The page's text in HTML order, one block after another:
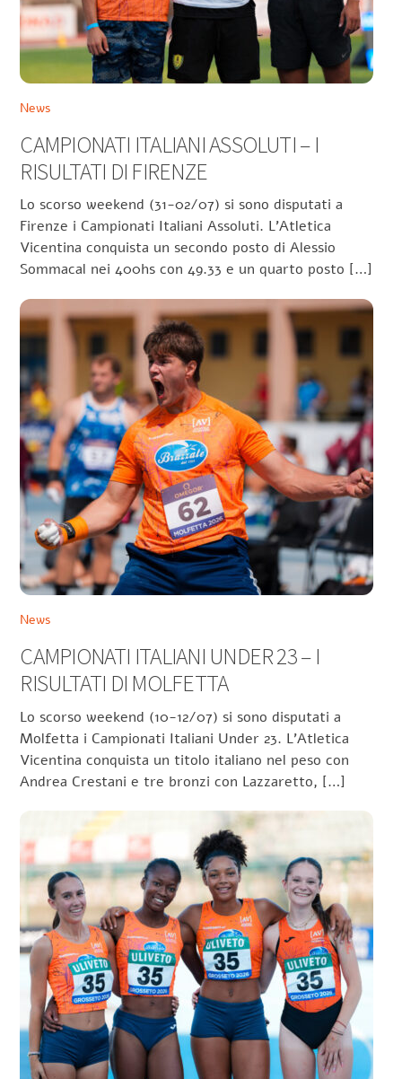
News
CAMPIONATI ITALIANI ASSOLUTI – I
RISULTATI DI FIRENZE
Lo scorso weekend (31-02/07) si sono disputati a
Firenze i Campionati Italiani Assoluti. L’Atletica
Vicentina conquista un secondo posto di Alessio
Sommacal nei 400hs con 49.33 e un quarto posto […]
News
CAMPIONATI ITALIANI UNDER 23 – I
RISULTATI DI MOLFETTA
Lo scorso weekend (10-12/07) si sono disputati a
Molfetta i Campionati Italiani Under 23. L’Atletica
Vicentina conquista un titolo italiano nel peso con
Andrea Crestani e tre bronzi con Lazzaretto, […]